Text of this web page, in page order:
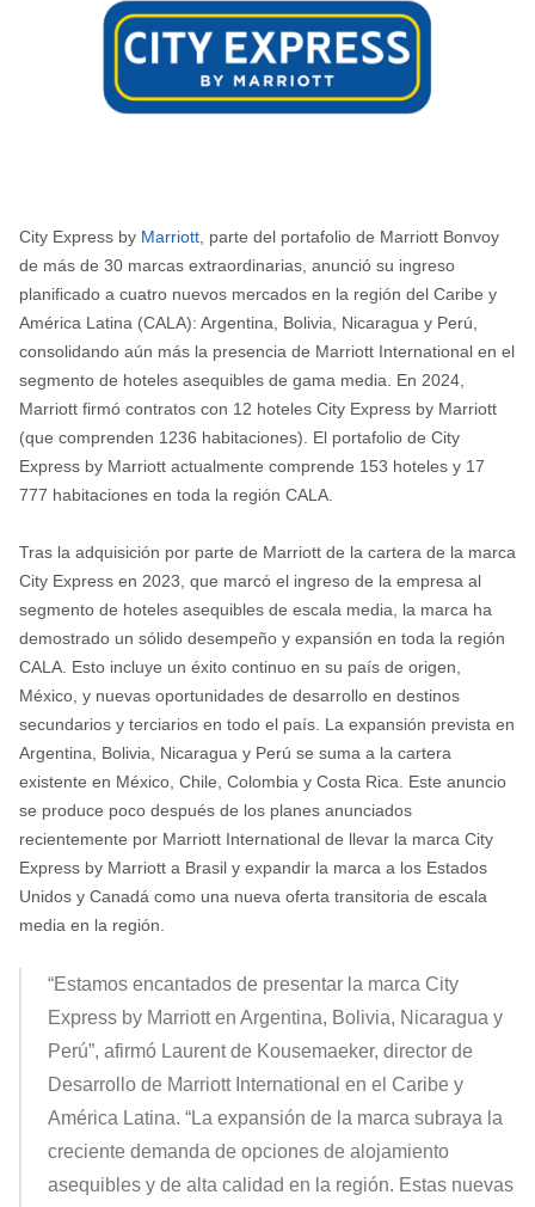
City Express by Marriott, parte del portafolio de Marriott Bonvoy
de más de 30 marcas extraordinarias, anunció su ingreso
planificado a cuatro nuevos mercados en la región del Caribe y
América Latina (CALA): Argentina, Bolivia, Nicaragua y Perú,
consolidando aún más la presencia de Marriott International en el
segmento de hoteles asequibles de gama media. En 2024,
Marriott firmó contratos con 12 hoteles City Express by Marriott
(que comprenden 1236 habitaciones). El portafolio de City
Express by Marriott actualmente comprende 153 hoteles y 17
777 habitaciones en toda la región CALA.
Tras la adquisición por parte de Marriott de la cartera de la marca
City Express en 2023, que marcó el ingreso de la empresa al
segmento de hoteles asequibles de escala media, la marca ha
demostrado un sólido desempeño y expansión en toda la región
CALA. Esto incluye un éxito continuo en su país de origen,
México, y nuevas oportunidades de desarrollo en destinos
secundarios y terciarios en todo el país. La expansión prevista en
Argentina, Bolivia, Nicaragua y Perú se suma a la cartera
existente en México, Chile, Colombia y Costa Rica. Este anuncio
se produce poco después de los planes anunciados
recientemente por Marriott International de llevar la marca City
Express by Marriott a Brasil y expandir la marca a los Estados
Unidos y Canadá como una nueva oferta transitoria de escala
media en la región.
“Estamos encantados de presentar la marca City
Express by Marriott en Argentina, Bolivia, Nicaragua y
Perú”, afirmó Laurent de Kousemaeker, director de
Desarrollo de Marriott International en el Caribe y
América Latina. “La expansión de la marca subraya la
creciente demanda de opciones de alojamiento
asequibles y de alta calidad en la región. Estas nuevas